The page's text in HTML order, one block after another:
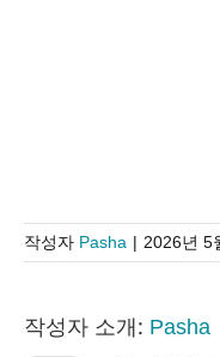
작성자 Pasha | 2026년 5
작성자 소개: Pasha